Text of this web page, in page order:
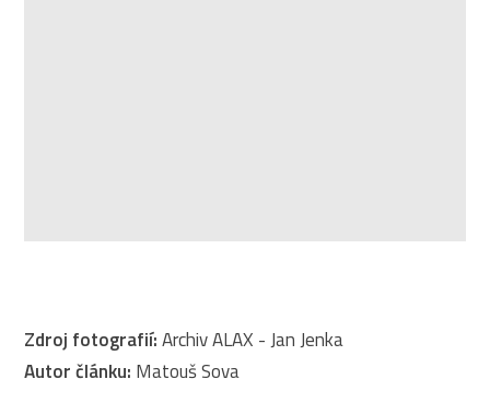
Zdroj fotografií:Archiv ALAX - Jan Jenka
Autor článku: Matouš Sova